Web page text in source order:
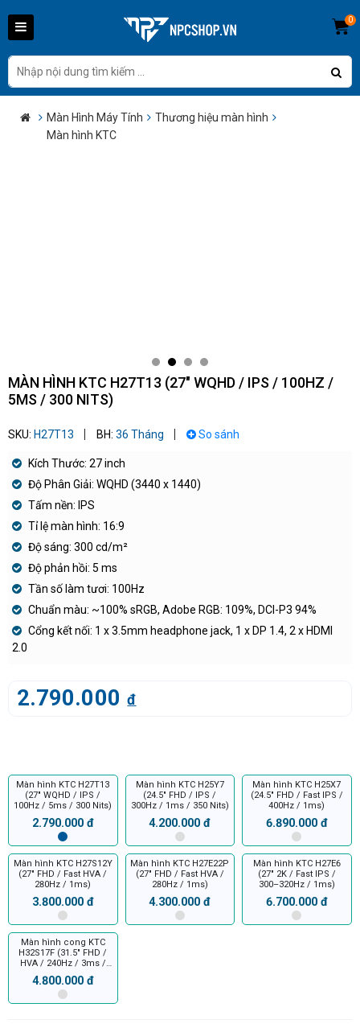
0
Màn Hình Máy Tính
Thương hiệu màn hình
Màn hình KTC
MÀN HÌNH KTC H27T13 (27" WQHD / IPS / 100HZ /
5MS / 300 NITS)
SKU: H27T13 BH: 36 Tháng So sánh
Kích Thước: 27 inch
Độ Phân Giải: WQHD (3440 x 1440)
Tấm nền: IPS
Tỉ lệ màn hình: 16:9
Độ sáng: 300 cd/m²
Độ phản hồi: 5 ms
Tần số làm tươi: 100Hz
Chuẩn màu: ~100% sRGB, Adobe RGB: 109%, DCI-P3 94%
Cổng kết nối: 1 x 3.5mm headphone jack, 1 x DP 1.4, 2 x HDMI
2.0
2.790.000 đ
Màn hình KTC H27T13
(27" WQHD / IPS /
100Hz / 5ms / 300 Nits)
2.790.000 đ
Màn hình KTC H25Y7
(24.5" FHD / IPS /
300Hz / 1ms / 350 Nits)
4.200.000 đ
Màn hình KTC H25X7
(24.5" FHD / Fast IPS /
400Hz / 1ms)
6.890.000 đ
Màn hình KTC H27S12Y
(27" FHD / Fast HVA /
280Hz / 1ms)
3.800.000 đ
Màn hình KTC H27E22P
(27" FHD / Fast HVA /
280Hz / 1ms)
4.300.000 đ
Màn hình KTC H27E6
(27" 2K / Fast IPS /
300–320Hz / 1ms)
6.700.000 đ
Màn hình cong KTC
H32S17F (31.5" FHD /
HVA / 240Hz / 3ms /
350 Nits)
4.800.000 đ